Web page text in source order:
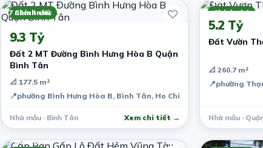
Chính chủ
7 năm trước
9.3 Tỷ
Đất 2 MT Đường Bình Hưng Hòa B Quận
Bình Tân
📐 177.5 m²
📍phường Bình Hưng Hòa B, Bình Tân, Ho Chi Minh City, Vietnam
Nhà mẫu · Bình Tân Xem chi tiết →
Chính chủ
5.2 Tỷ
Đất Vườn
📐 260.7 m²
📍phường
Nhà mẫu ·
7 năm trước